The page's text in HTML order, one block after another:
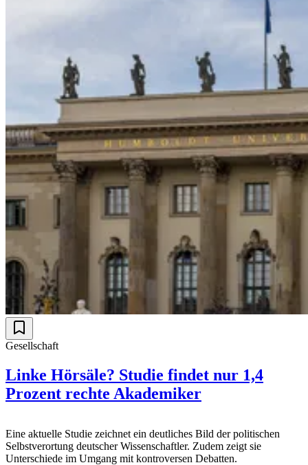
Gesellschaft
Linke Hörsäle? Studie findet nur 1,4
Prozent rechte Akademiker
Eine aktuelle Studie zeichnet ein deutliches Bild der politischen
Selbstverortung deutscher Wissenschaftler. Zudem zeigt sie
Unterschiede im Umgang mit kontroversen Debatten.